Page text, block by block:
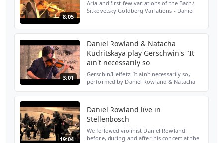
8:05
Aria and first few variations of the Bach/
Sitkovetsky Goldberg Variations - Daniel
3:01
Daniel Rowland & Natacha
Kudritskaya play Gerschwin's "It
ain't necessarily so
Gerschin/Heifetz: It ain't necessarily so,
performed by Daniel Rowland & Natacha
19:04
Daniel Rowland live in
Stellenbosch
We followed violinist Daniel Rowland
before, during and after his concert at the